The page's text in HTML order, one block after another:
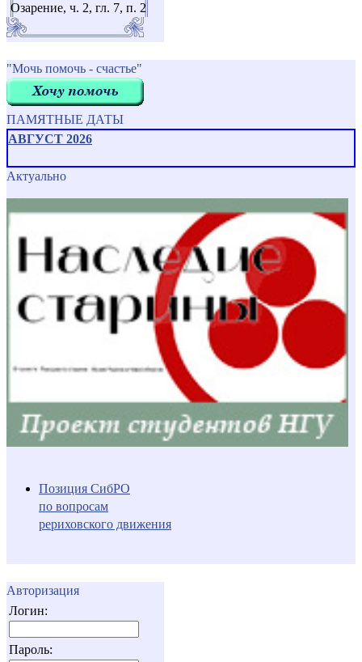
Озарение, ч. 2, гл. 7, п. 2
"Мочь помочь - счастье"
ПАМЯТНЫЕ ДАТЫ
АВГУСТ 2026
Актуально
Позиция СибРО
по вопросам
рериховского движения
Авторизация
Логин:
Пароль: